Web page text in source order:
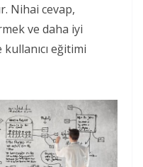
Nihai cevap,
ve daha iyi
eğitimi